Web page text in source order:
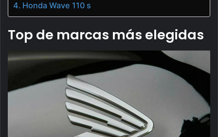
Honda Wave 110 s
Top de marcas más elegidas